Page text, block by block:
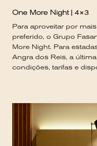
One More Night | 4×3
Para aproveitar por
preferido, o Grupo
More Night. Para
Angra dos Reis, a
condições, tarifas e